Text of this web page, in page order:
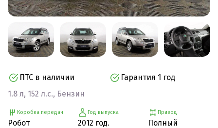
ПТС в наличии
Гарантия 1 год
1.8 л, 152 л.с., Бензин
Коробка передач
Робот
Год выпуска
2012 год.
Привод
Полный